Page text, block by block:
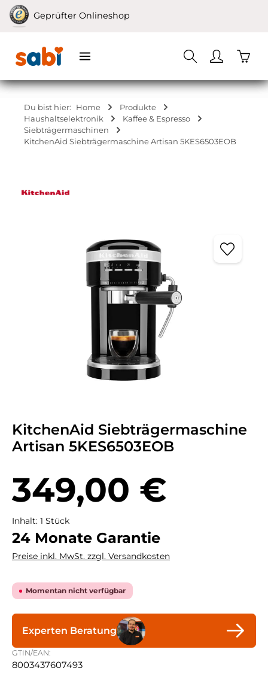
Zum Hauptinhalt springen
Geprüfter Onlineshop
Du bist hier: Home
Produkte
Haushaltselektronik
Kaffee & Espresso
Siebträgermaschinen
KitchenAid Siebträgermaschine Artisan 5KES6503EOB
KitchenAid Siebträgermaschine
Artisan 5KES6503EOB
349,00 €
Inhalt: 1 Stück
24 Monate Garantie
Preise inkl. MwSt. zzgl. Versandkosten
Momentan nicht verfügbar
Experten Beratung
GTIN/EAN:
8003437607493